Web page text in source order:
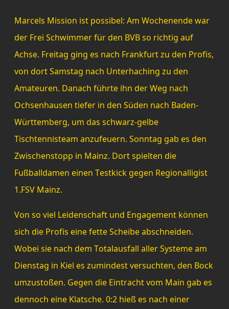
Marcels Mission ist possibel: Am Wochenende war
der Frei Schwimmer für den BVB so richtig auf
Achse. Freitag ging es nach Frankfurt zu den Profis,
von dort Samstag nach Unterhaching zu den
Amateuren. Danach führte ihn der Weg nach
Ochsenhausen tiefer in den Süden nach Baden-
Württemberg, um das schwarz-gelbe
Tischtennisteam anzufeuern. Sonntag gab es den
Zwischenstopp in Mainz. Dort spielten die
Fußballdamen einen Testkick gegen Regionalligist
1.FSV Mainz.
Von so viel Leidenschaft und Engagement können
sich die Profis eine fette Scheibe abschneiden.
Wobei sie nach dem Totalausfall aller Systeme am
Dienstag in Kiel es zumindest versuchten, den Bock
umzustoßen. Gegen die Eintracht vom Main gab es
dennoch eine Klatsche. 0:2 hieß es nach einer